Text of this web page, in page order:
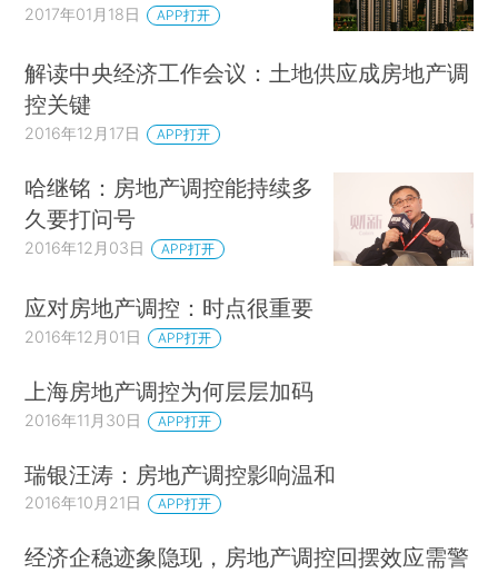
2017年01月18日 APP打开
解读中央经济工作会议：土地供应成房地产调
控关键
2016年12月17日 APP打开
哈继铭：房地产调控能持续多
久要打问号
2016年12月03日 APP打开
应对房地产调控：时点很重要
2016年12月01日 APP打开
上海房地产调控为何层层加码
2016年11月30日 APP打开
瑞银汪涛：房地产调控影响温和
2016年10月21日 APP打开
经济企稳迹象隐现，房地产调控回摆效应需警